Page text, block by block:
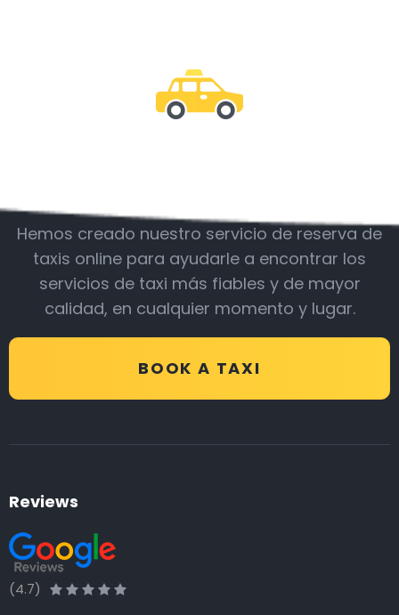
Hemos creado nuestro servicio de reserva de
taxis online para ayudarle a encontrar los
servicios de taxi más fiables y de mayor
calidad, en cualquier momento y lugar.
BOOK A TAXI
Reviews
(4.7)